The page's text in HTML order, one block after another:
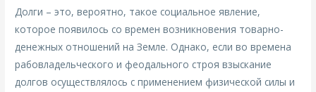
Долги – это, вероятно, такое социальное явление,
которое появилось со времен возникновения товарно-
денежных отношений на Земле. Однако, если во времена
рабовладельческого и феодального строя взыскание
долгов осуществлялось с применением физической силы и